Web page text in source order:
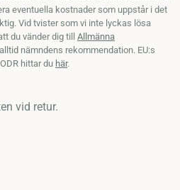
eventuella kostnader som uppstår i det
Vid tvister som vi inte lyckas lösa
du vänder dig till Allmänna
nämndens rekommendation. EU:s
hittar du här.
vid retur.